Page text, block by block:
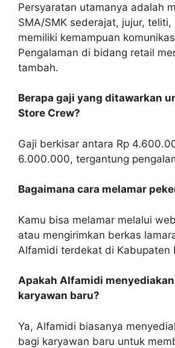
Persyaratan utamanya adalah
SMA/SMK sederajat, jujur, teliti,
memiliki kemampuan
Pengalaman di bidang retail
tambah.
Berapa gaji yang ditawarkan
Store Crew?
Gaji berkisar antara Rp
6.000.000, tergantung
Bagaimana cara melamar
Kamu bisa melamar melalui
atau mengirimkan berkas
Alfamidi terdekat di Kabupaten
Apakah Alfamidi
karyawan baru?
Ya, Alfamidi biasanya
bagi karyawan baru untuk